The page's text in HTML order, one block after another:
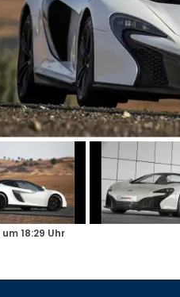
um18:29 Uhr